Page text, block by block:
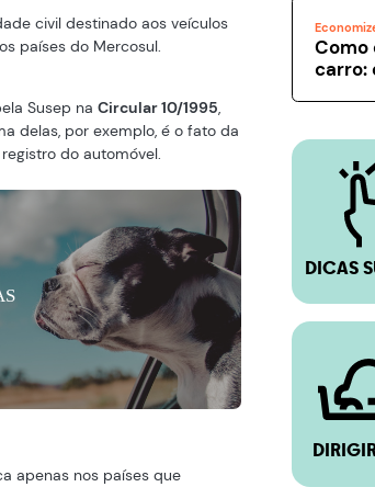
civil destinado aos veículos
países do Mercosul.
Susep naCircular 10/1995,
delas, por exemplo, é o fato da
do automóvel.
apenas nos países que
Como
carro:
DICAS